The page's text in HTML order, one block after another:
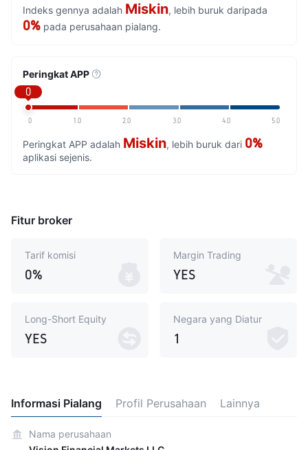
Indeks gennya adalah Miskin, lebih buruk daripada
0% pada perusahaan pialang.
Peringkat APP
0
0 1.0 2.0 3.0 4.0 5.0
Peringkat APP adalah Miskin, lebih buruk dari 0%
aplikasi sejenis.
Fitur broker
Tarif komisi
0%
Margin Trading
YES
Long-Short Equity
YES
Negara yang Diatur
1
Informasi Pialang Profil Perusahaan Lainnya
Nama perusahaan